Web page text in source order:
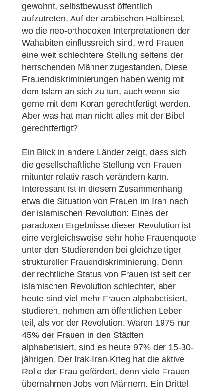
gewohnt, selbstbewusst öffentlich
aufzutreten. Auf der arabischen Halbinsel,
wo die neo-orthodoxen Interpretationen der
Wahabiten einflussreich sind, wird Frauen
eine weit schlechtere Stellung seitens der
herrschenden Männer zugestanden. Diese
Frauendiskriminierungen haben wenig mit
dem Islam an sich zu tun, auch wenn sie
gerne mit dem Koran gerechtfertigt werden.
Aber was hat man nicht alles mit der Bibel
gerechtfertigt?
Ein Blick in andere Länder zeigt, dass sich
die gesellschaftliche Stellung von Frauen
mitunter relativ rasch verändern kann.
Interessant ist in diesem Zusammenhang
etwa die Situation von Frauen im Iran nach
der islamischen Revolution: Eines der
paradoxen Ergebnisse dieser Revolution ist
eine vergleichsweise sehr hohe Frauenquote
unter den Studierenden bei gleichzeitiger
struktureller Frauendiskriminierung. Denn
der rechtliche Status von Frauen ist seit der
islamischen Revolution schlechter, aber
heute sind viel mehr Frauen alphabetisiert,
studieren, nehmen am öffentlichen Leben
teil, als vor der Revolution. Waren 1975 nur
45% der Frauen in den Städten
alphabetisiert, sind es heute 97% der 15-30-
jährigen. Der Irak-Iran-Krieg hat die aktive
Rolle der Frau gefördert, denn viele Frauen
übernahmen Jobs von Männern. Ein Drittel